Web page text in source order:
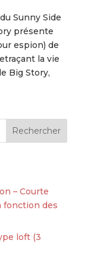
Sunny Side
présente
espion) de
la vie
Big Story,
– Courte
fonction des
loft (3